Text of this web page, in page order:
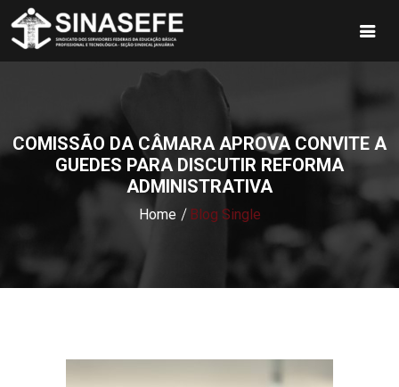
COMISSÃO DA CÂMARA APROVA CONVITE A
GUEDES PARA DISCUTIR REFORMA
ADMINISTRATIVA
Home Blog Single